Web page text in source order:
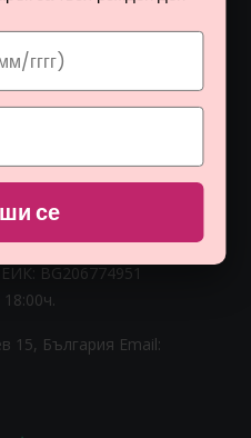
BG206774951
15, България Email:
се